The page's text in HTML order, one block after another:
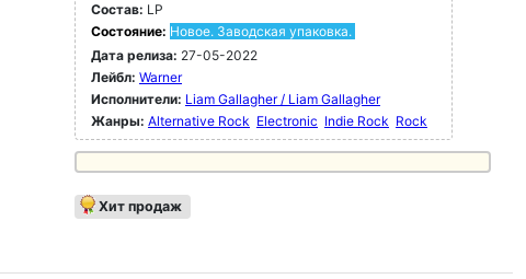
Состав: LP
Состояние: Новое. Заводская упаковка.
Дата релиза: 27-05-2022
Лейбл: Warner
Исполнители: Liam Gallagher / Liam Gallagher
Жанры: Alternative Rock Electronic Indie Rock Rock
Хит продаж